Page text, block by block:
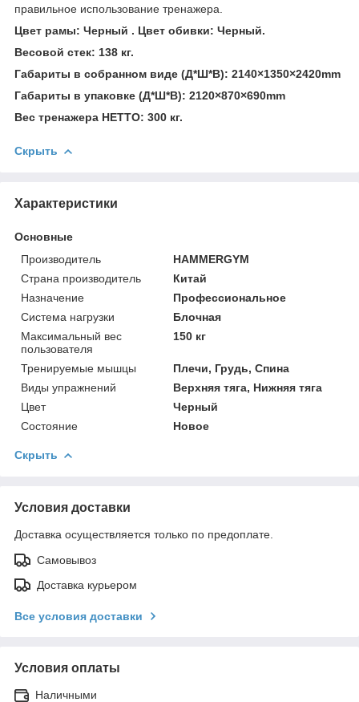
правильное использование тренажера.
Цвет рамы: Черный . Цвет обивки: Черный.
Весовой стек: 138 кг.
Габариты в собранном виде (Д*Ш*В): 2140×1350×2420mm
Габариты в упаковке (Д*Ш*В): 2120×870×690mm
Вес тренажера НЕТТО: 300 кг.
Скрыть
Характеристики
Основные
Производитель
HAMMERGYM
Страна производитель
Китай
Назначение
Профессиональное
Система нагрузки
Блочная
Максимальный вес
пользователя
150 кг
Тренируемые мышцы
Плечи, Грудь, Спина
Виды упражнений
Верхняя тяга, Нижняя тяга
Цвет
Черный
Состояние
Новое
Скрыть
Условия доставки
Доставка осуществляется только по предоплате.
Самовывоз
Доставка курьером
Все условия доставки
Условия оплаты
Наличными